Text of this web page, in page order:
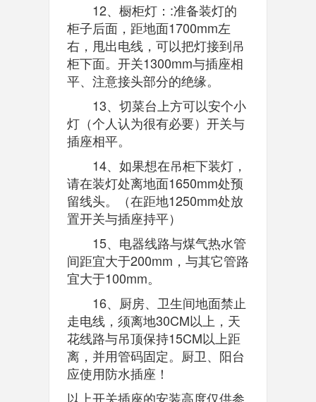
12、橱柜灯：:准备装灯的
柜子后面，距地面1700mm左
右，甩出电线，可以把灯接到吊
柜下面。开关1300mm与插座相
平、注意接头部分的绝缘。
13、切菜台上方可以安个小
灯（个人认为很有必要）开关与
插座相平。
14、如果想在吊柜下装灯，
请在装灯处离地面1650mm处预
留线头。（在距地1250mm处放
置开关与插座持平）
15、电器线路与煤气热水管
间距宜大于200mm，与其它管路
宜大于100mm。
16、厨房、卫生间地面禁止
走电线，须离地30CM以上，天
花线路与吊顶保持15CM以上距
离，并用管码固定。厨卫、阳台
应使用防水插座！
以上开关插座的安装高度仅供参